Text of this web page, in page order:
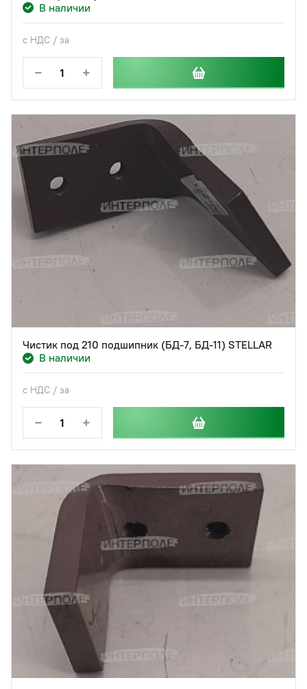
В наличии
с НДС / за
− +
Чистик под 210 подшипник (БД-7, БД-11) STELLAR
В наличии
с НДС / за
− +